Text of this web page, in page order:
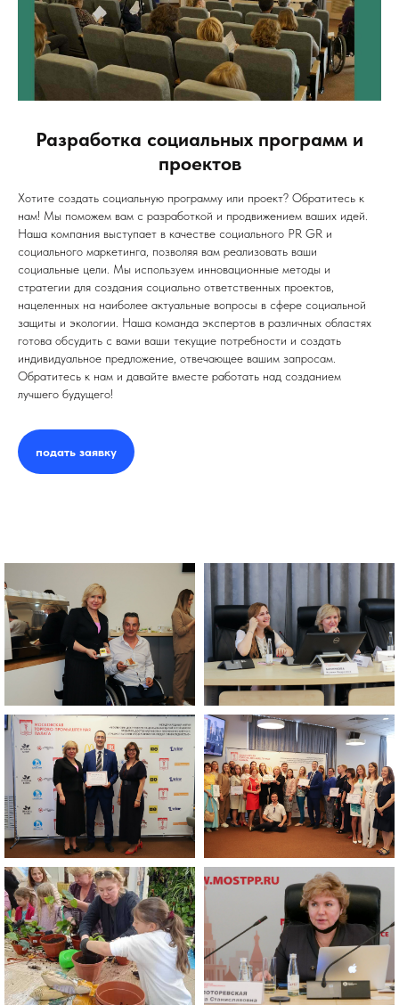
Разработка социальных программ и
проектов
Хотите создать социальную программу или проект? Обратитесь к
нам! Мы поможем вам с разработкой и продвижением ваших идей.
Наша компания выступает в качестве социального PR GR и
социального маркетинга, позволяя вам реализовать ваши
социальные цели. Мы используем инновационные методы и
стратегии для создания социально ответственных проектов,
нацеленных на наиболее актуальные вопросы в сфере социальной
защиты и экологии. Наша команда экспертов в различных областях
готова обсудить с вами ваши текущие потребности и создать
индивидуальное предложение, отвечающее вашим запросам.
Обратитесь к нам и давайте вместе работать над созданием
лучшего будущего!
подать заявку